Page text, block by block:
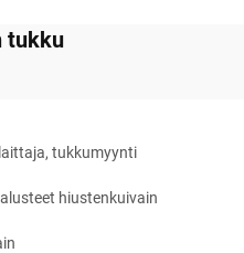
tukku
tukkumyynti
hiustenkuivain